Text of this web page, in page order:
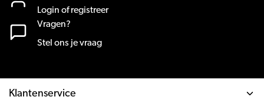
Login of registreer
Vragen?
Stel ons je vraag
Klantenservice